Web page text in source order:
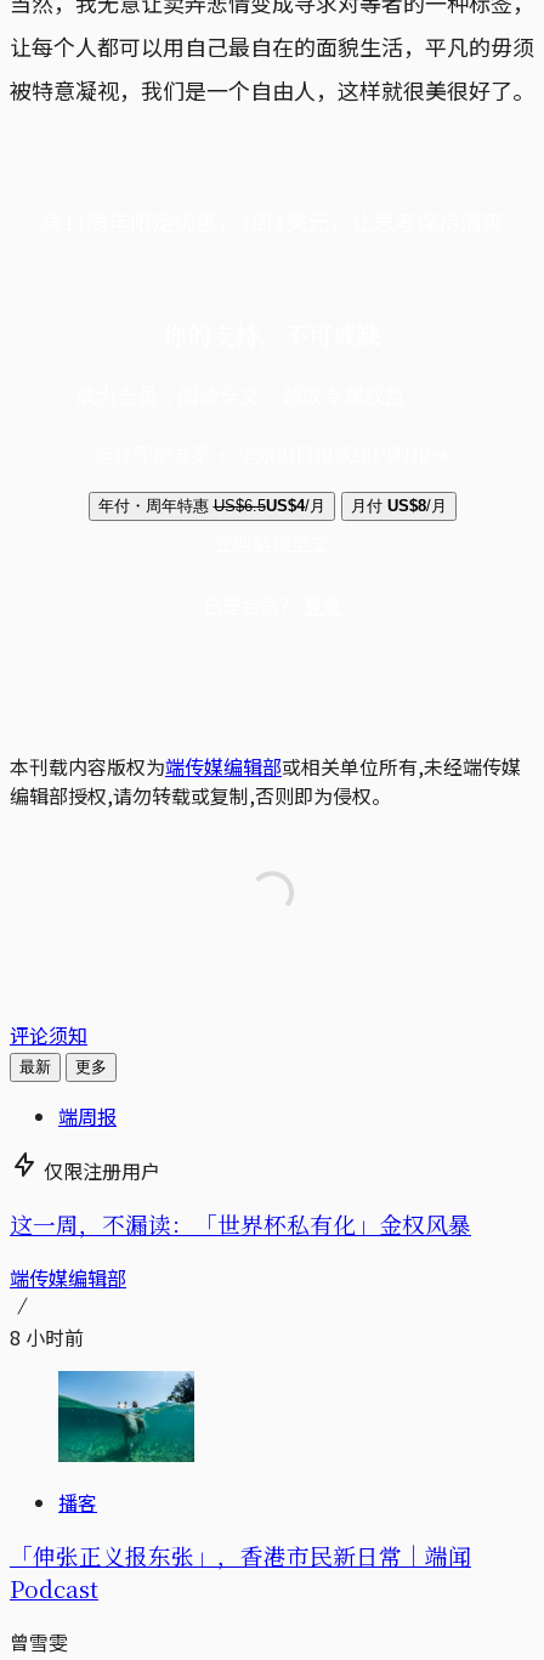
让每个人都可以用自己最自在的面貌生活，平凡的毋须
被特意凝视，我们是一个自由人，这样就很美很好了。
年付・周年特惠 US$6.5US$4/月 月付 US$8/月
本刊载内容版权为端传媒编辑部或相关单位所有,未经端传媒
编辑部授权,请勿转载或复制,否则即为侵权。
评论须知
最新 更多
端周报
仅限注册用户
这一周，不漏读：「世界杯私有化」金权风暴
端传媒编辑部
8 小时前
播客
「伸张正义报东张」，香港市民新日常｜端闻
Podcast
曾雪雯